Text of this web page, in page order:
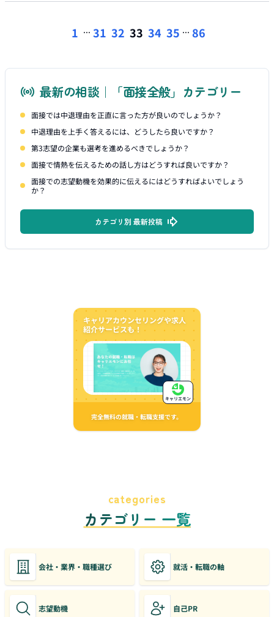
1 ... 31 32 33 34 35 ... 86
最新の相談｜「面接全般」カテゴリー
面接では中退理由を正直に言った方が良いのでしょうか？
中退理由を上手く答えるには、どうしたら良いですか？
第3志望の企業も選考を進めるべきでしょうか？
面接で情熱を伝えるための話し方はどうすれば良いですか？
面接での志望動機を効果的に伝えるにはどうすればよいでしょう
か？
カテゴリ別 最新投稿
キャリアカウンセリングや求人
紹介サービスも！
完全無料の就職・転職支援です。
キャリエモン
categories
カテゴリー 一覧
会社・業界・職種選び 就活・転職の軸
志望動機 自己PR